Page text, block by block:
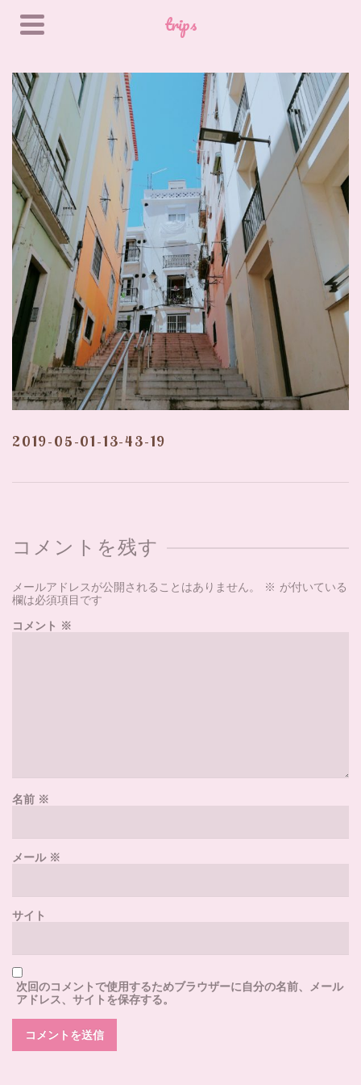
trips
2019-05-01-13-43-19
コメントを残す
メールアドレスが公開されることはありません。 ※ が付いている
欄は必須項目です
コメント ※
名前 ※
メール※
サイト
次回のコメントで使用するためブラウザーに自分の名前、メール
アドレス、サイトを保存する。